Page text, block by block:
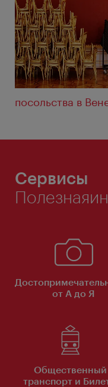
посольства в
Сервисы
от А до Я
Общественный
транспорт и